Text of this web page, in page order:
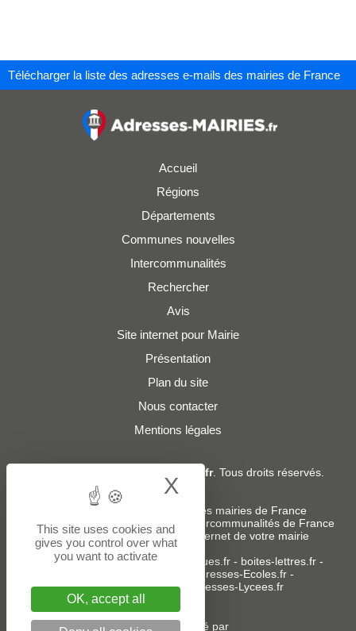
Télécharger la liste des adresses e-mails des mairies de France
Accueil
Régions
Départements
Communes nouvelles
Intercommunalités
Rechercher
Avis
Site internet pour Mairie
Présentation
Plan du site
Nous contacter
Mentions légales
Adresses-Mairies.fr. Tous droits réservés.
Services :
Liste des adresses e-mails des mairies de France
Liste des adresses e-mails des intercommunalités de France
-Création ou refonte du site internet de votre mairie
Sites partenaires:donneespubliques.fr- boites-lettres.fr-
Adresses-Ecoles.fr -
Adresses-Colleges.fr- Adresses-Lycees.fr
Un service édité par
This site uses cookies and
gives you control over what
you want to activate
OK, accept all
X